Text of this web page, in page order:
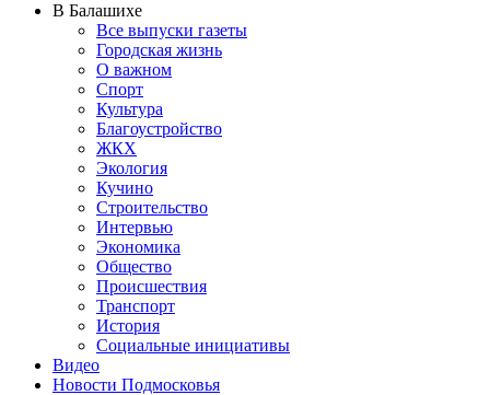
В Балашихе
Все выпуски газеты
Городская жизнь
О важном
Спорт
Культура
Благоустройство
ЖКХ
Экология
Кучино
Строительство
Интервью
Экономика
Общество
Происшествия
Транспорт
История
Социальные инициативы
Видео
Новости Подмосковья